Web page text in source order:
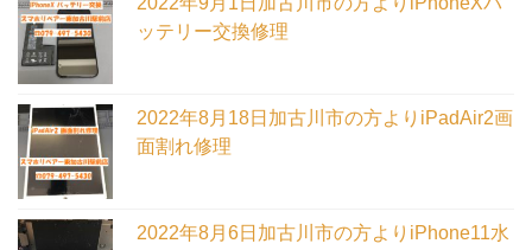
ッテリー交換修理
2022年8月18日加古川市の方よりiPadAir2画
面割れ修理
2022年8月6日加古川市の方よりiPhone11水